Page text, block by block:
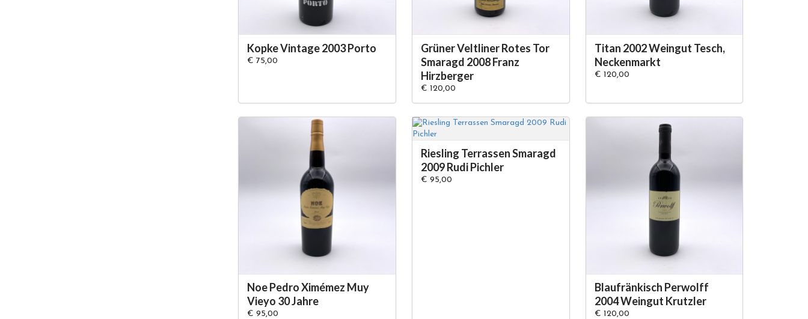
Kopke Vintage 2003 Porto
€ 75,00
Grüner Veltliner Rotes Tor
Smaragd 2008 Franz
Hirzberger
€ 120,00
Titan 2002 Weingut Tesch,
Neckenmarkt
€ 120,00
Noe Pedro Ximémez Muy
Vieyo 30 Jahre
€ 95,00
Riesling Terrassen Smaragd
2009 Rudi Pichler
€ 95,00
Blaufränkisch Perwolff
2004 Weingut Krutzler
€ 120,00